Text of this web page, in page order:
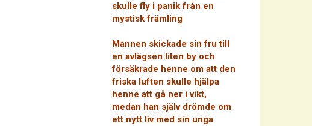
skulle fly i panik från en
mystisk främling
Mannen skickade sin fru till
en avlägsen liten by och
försäkrade henne om att den
friska luften skulle hjälpa
henne att gå ner i vikt,
medan han själv drömde om
ett nytt liv med sin unga